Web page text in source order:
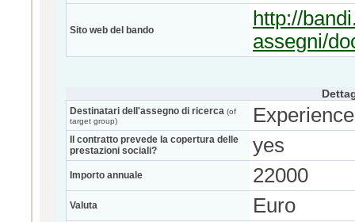
Sito web del bando
http://
assegni/
Destinatari dell'assegno di ricerca (of
target group)
Il contratto prevede la copertura delle
prestazioni sociali?
yes
Importo annuale 22000
Valuta Euro